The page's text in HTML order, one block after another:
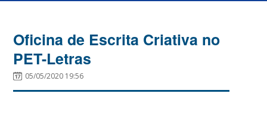
Oficina de Escrita Criativa no
PET-Letras
05/05/2020 19:56